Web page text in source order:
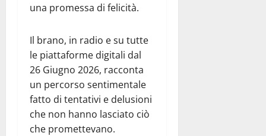
una promessa di felicità.
Il brano, in radio e su tutte
le piattaforme digitali dal
26 Giugno 2026, racconta
un percorso sentimentale
fatto di tentativi e delusioni
che non hanno lasciato ciò
che promettevano.